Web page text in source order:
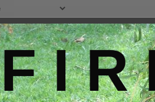
F I R